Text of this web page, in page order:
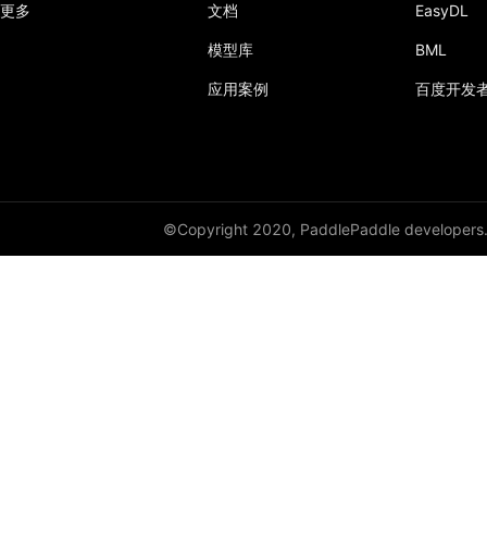
更多 文档
模型库
应用案例
EasyDL
BML
百度开发
©Copyright 2020, PaddlePaddle developers.